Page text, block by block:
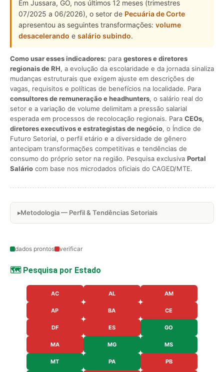
Em Jussara, GO, nos últimos 12 meses (trimestres
07/2025 a 06/2026), o setor de Pecuária de Corte
apresentou as seguintes transformações: volume
desacelerando e salário subindo.
Como usar esses indicadores: para gestores e diretores
regionais de RH, a evolução da escolaridade e da jornada sinaliza
mudanças estruturais que exigem ajuste em descrições de
vagas, requisitos e políticas de benefícios na localidade. Para
consultores de remuneração e headhunters, o salário real do
setor e a variação de volume delimitam a pressão salarial
esperada em processos de recolocação regionais. Para CEOs,
diretores executivos e estrategistas de negócio, o Índice de
Futuro Setorial, o perfil etário e a diversidade de gênero
antecipam transformações competitivas e tendências de
consumo do próprio setor na região. Pesquisa exclusiva Portal
Salário com base nos microdados oficiais do CAGED/MTE.
Metodologia — Perfil & Tendências Setoriais
dados prontos verificar
🗺️ Pesquisa por Estado
AC AL AM
AP BA CE
DF ES GO
MA MG MS
MT PA PB